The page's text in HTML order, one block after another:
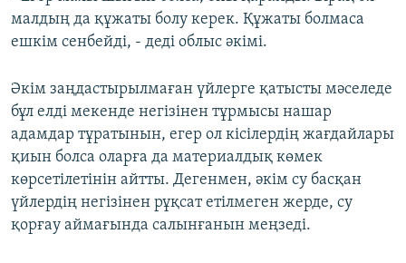
малдың да құжаты болу керек. Құжаты болмаса
ешкім сенбейді, - деді облыс әкімі.
Әкім заңдастырылмаған үйлерге қатысты мәселеде
бұл елді мекенде негізінен тұрмысы нашар
адамдар тұратынын, егер ол кісілердің жағдайлары
қиын болса оларға да материалдық көмек
көрсетілетінін айтты. Дегенмен, әкім су басқан
үйлердің негізінен рұқсат етілмеген жерде, су
қорғау аймағында салынғанын меңзеді.